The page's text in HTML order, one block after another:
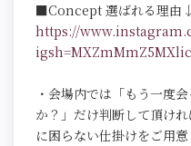
■Concept 選ばれる理由↓
https://
・会場内では「もう一度
か？」だけ判断して頂け
に困らない仕掛けをご用意